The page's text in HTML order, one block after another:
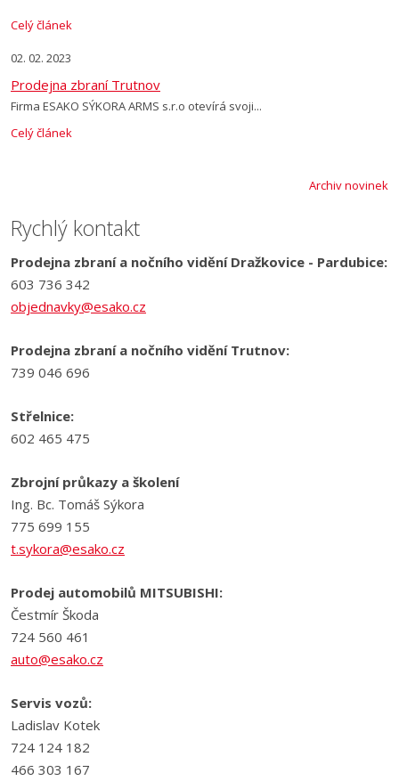
Celý článek
02. 02. 2023
Prodejna zbraní Trutnov
Firma ESAKO SÝKORA ARMS s.r.o otevírá svoji...
Celý článek
Archiv novinek
Rychlý kontakt
Prodejna zbraní a nočního vidění Dražkovice - Pardubice:
603 736 342
objednavky@esako.cz
Prodejna zbraní a nočního vidění Trutnov:
739 046 696
Střelnice:
602 465 475
Zbrojní průkazy a školení
Ing. Bc. Tomáš Sýkora
775 699 155
t.sykora@esako.cz
Prodej automobilů MITSUBISHI:
Čestmír Škoda
724 560 461
auto@esako.cz
Servis vozů:
Ladislav Kotek
724 124 182
466 303 167